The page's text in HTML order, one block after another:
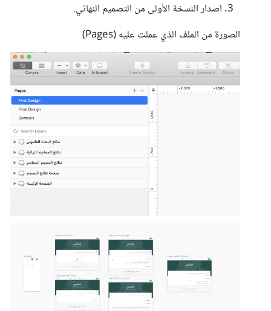
اصدار النسخة الأولى من التصميم النهائي.
الصورة من الملف الذي عملت عليه (Pages)